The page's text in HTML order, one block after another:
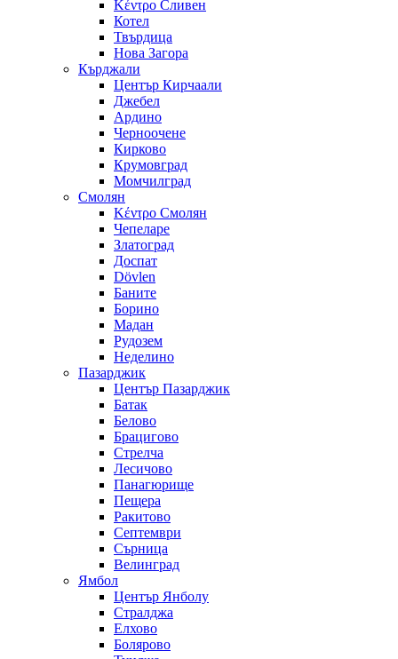
Κέντρο Сливен
Котел
Твърдица
Нова Загора
Кърджали
Център Кирчаали
Джебел
Ардино
Черноочене
Кирково
Крумовград
Момчилград
Смолян
Κέντρο Смолян
Чепеларе
Златоград
Доспат
Dövlen
Баните
Борино
Мадан
Рудозем
Неделино
Пазарджик
Център Пазарджик
Батак
Белово
Брацигово
Стрелча
Лесичово
Панагюрище
Пещера
Ракитово
Септември
Сърница
Велинград
Ямбол
Център Янболу
Стралджа
Елхово
Болярово